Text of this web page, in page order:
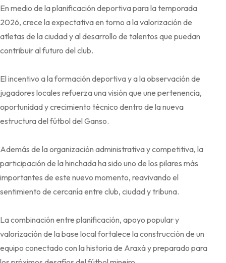
En medio de la planificación deportiva para la temporada
2026, crece la expectativa en torno a la valorización de
atletas de la ciudad y al desarrollo de talentos que puedan
contribuir al futuro del club.
El incentivo a la formación deportiva y a la observación de
jugadores locales refuerza una visión que une pertenencia,
oportunidad y crecimiento técnico dentro de la nueva
estructura del fútbol del Ganso.
Además de la organización administrativa y competitiva, la
participación de la hinchada ha sido uno de los pilares más
importantes de este nuevo momento, reavivando el
sentimiento de cercanía entre club, ciudad y tribuna.
La combinación entre planificación, apoyo popular y
valorización de la base local fortalece la construcción de un
equipo conectado con la historia de Araxá y preparado para